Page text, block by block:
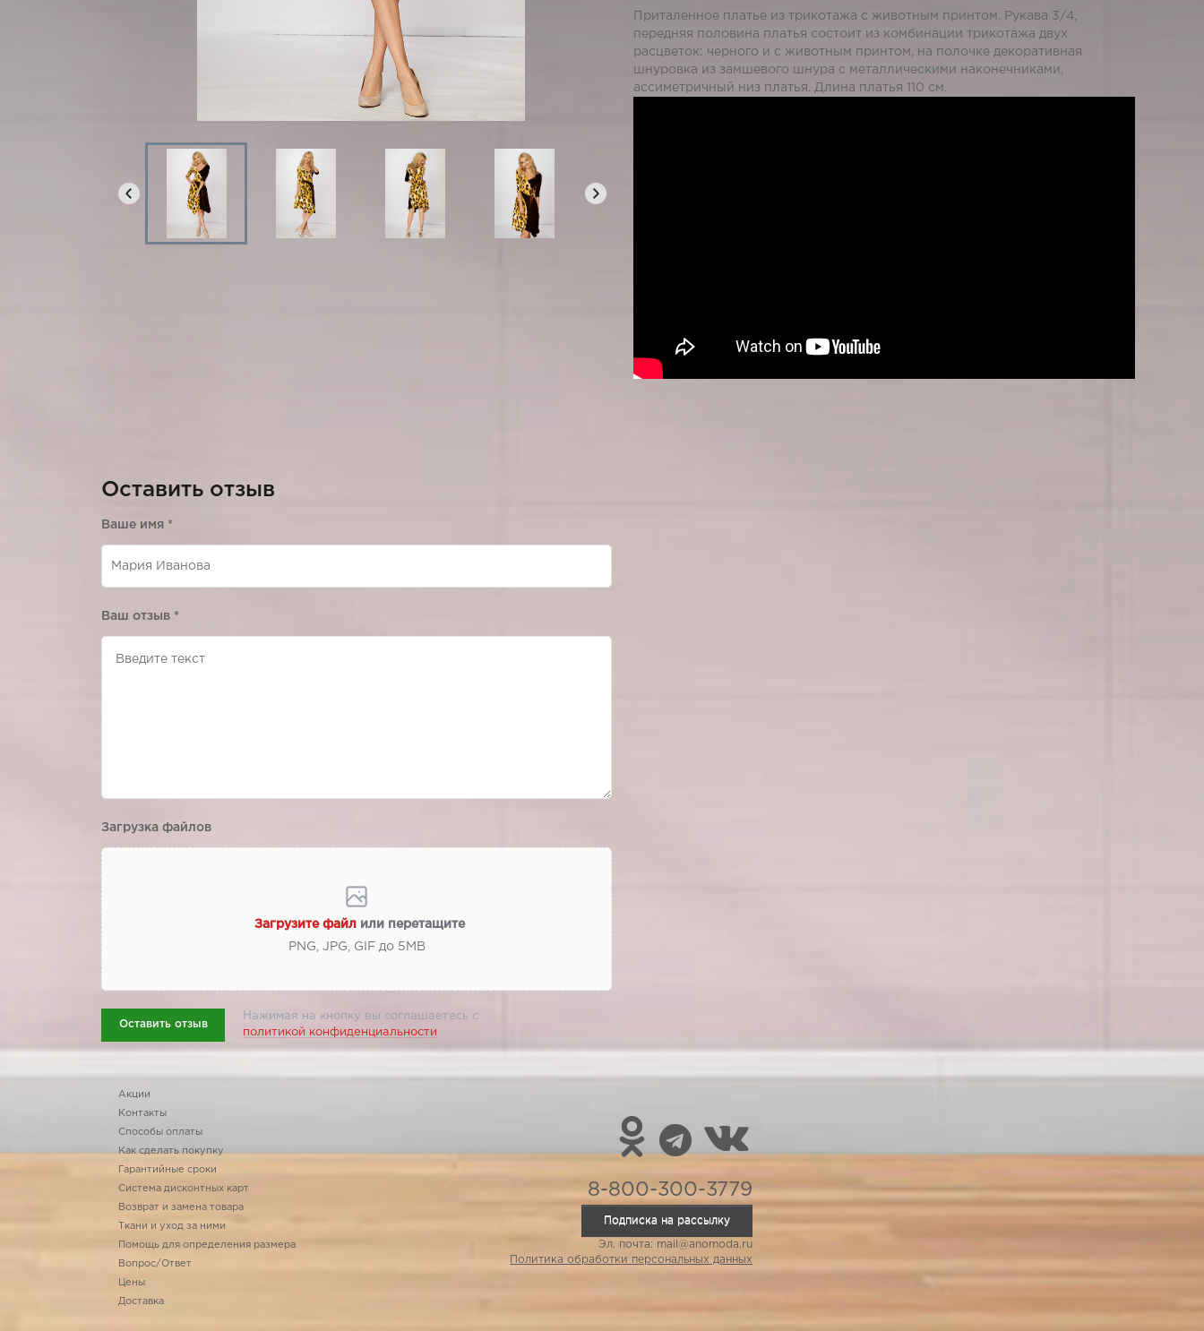
Приталенное платье из трикотажа с животным принтом. Рукава 3/4,
передняя половина платья состоит из комбинации трикотажа двух
расцветок: черного и с животным принтом, на полочке декоративная
шнуровка из замшевого шнура с металлическими наконечниками,
ассиметричный низ платья. Длина платья 110 см.
Оставить отзыв
Ваше имя *
Ваш отзыв *
Загрузка файлов
Загрузите файл или перетащите
PNG, JPG, GIF до 5МВ
Оставить отзыв
Нажимая на кнопку вы соглашаетесь с
политикой конфиденциальности
Акции
Контакты
Способы оплаты
Как сделать покупку
Гарантийные сроки
Система дисконтных карт
Возврат и замена товара
Ткани и уход за ними
Помощь для определения размера
Вопрос/Ответ
Цены
Доставка
8-800-300-3779
Подписка на рассылку
Эл. почта: mail@anomoda.ru
Политика обработки персональных данных